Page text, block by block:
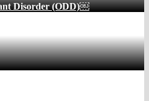
Disorder (ODD)￼